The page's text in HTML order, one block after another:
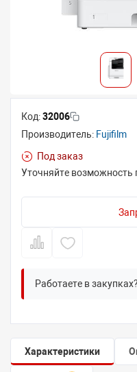
Код:32006
Производитель: Fujifilm
Под заказ
Уточняйте возможность
Работаете в закупках?
Характеристики